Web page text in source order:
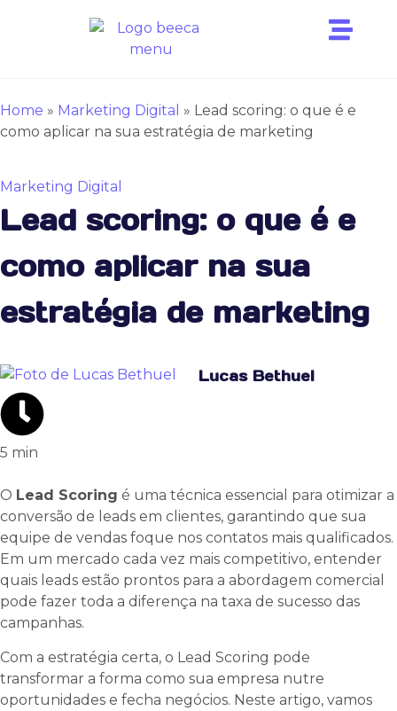
Home » Marketing Digital » Lead scoring: o que é e
como aplicar na sua estratégia de marketing
Marketing Digital
Lead scoring: o que é e
como aplicar na sua
estratégia de marketing
Lucas Bethuel
5 min
O Lead Scoring é uma técnica essencial para otimizar a
conversão de leads em clientes, garantindo que sua
equipe de vendas foque nos contatos mais qualificados.
Em um mercado cada vez mais competitivo, entender
quais leads estão prontos para a abordagem comercial
pode fazer toda a diferença na taxa de sucesso das
campanhas.
Com a estratégia certa, o Lead Scoring pode
transformar a forma como sua empresa nutre
oportunidades e fecha negócios. Neste artigo, vamos